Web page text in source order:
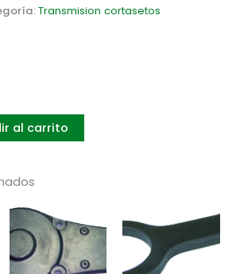
Transmision cortasetos
al carrito